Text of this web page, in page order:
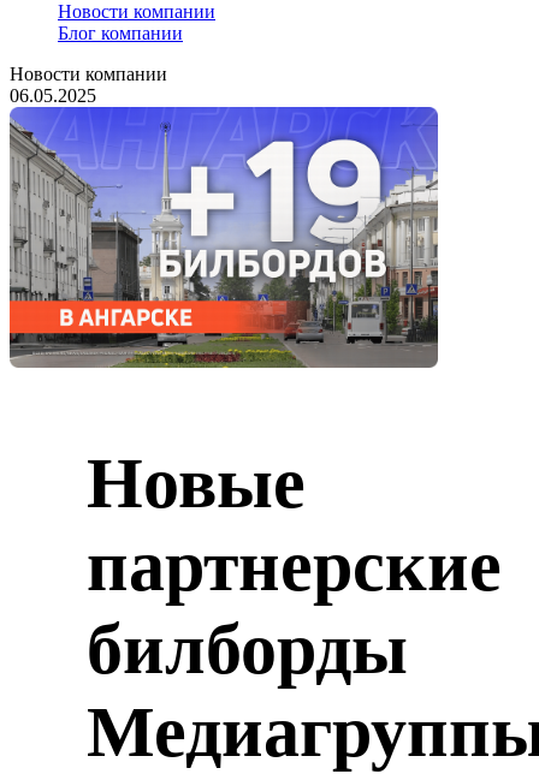
Новости компании
Блог компании
Новости компании
06.05.2025
Новые
партнерские
билборды